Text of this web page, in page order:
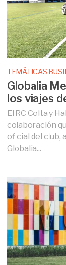
TEMÁTICAS
Globalia
los viajes
El RC Celta y
colaboración
oficial del club,
Globalia...